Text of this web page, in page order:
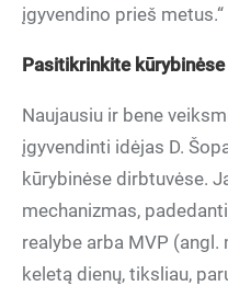
įgyvendino prieš metus.“
Pasitikrinkite
Naujausiu ir bene
įgyvendinti idėjas D.
kūrybinėse dirbtuvėse.
mechanizmas,
realybe arba MVP
keletą dienų, tiksliau,